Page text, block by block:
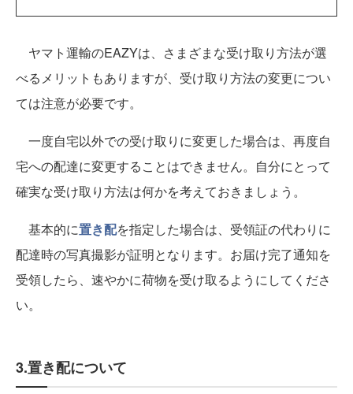
ヤマト運輸のEAZYは、さまざまな受け取り方法が選
べるメリットもありますが、受け取り方法の変更につい
ては注意が必要です。
一度自宅以外での受け取りに変更した場合は、再度自
宅への配達に変更することはできません。自分にとって
確実な受け取り方法は何かを考えておきましょう。
基本的に置き配を指定した場合は、受領証の代わりに
配達時の写真撮影が証明となります。お届け完了通知を
受領したら、速やかに荷物を受け取るようにしてくださ
い。
3.置き配について